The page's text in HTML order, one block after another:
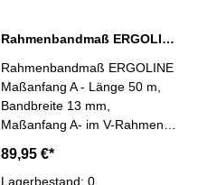
Genauigkeitsklasse II- Teilung
ähnlich
Rahmenbandmaß ERGOLINE Länge 50 m
Rahmenbandmaß ERGOLINE
Maßanfang A - Länge 50 m,
Bandbreite 13 mm,
Maßanfang A- im V-Rahmen
kugelgelagert- ergonomische
Form mit Griffnoppen-
89,95 €*
Lagerbestand: 0